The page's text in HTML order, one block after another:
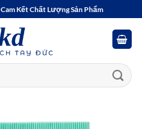
Kết Chất Lượng Sản Phẩm